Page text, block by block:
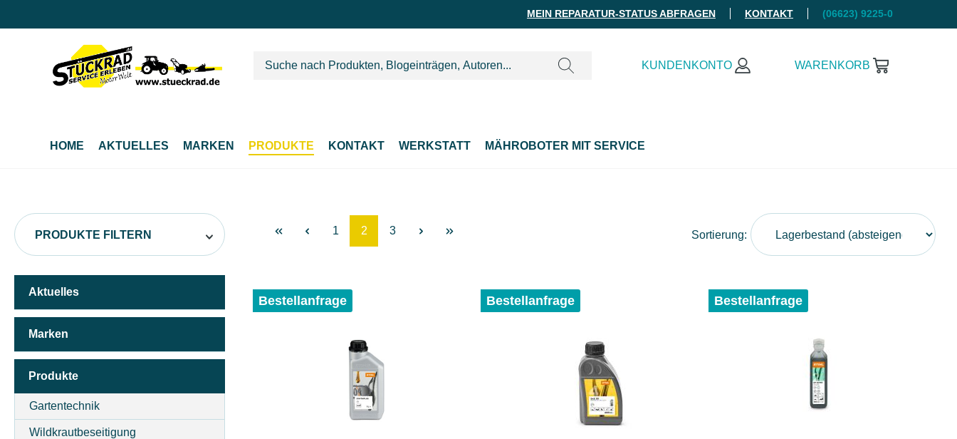
MEIN REPARATUR-STATUS ABFRAGEN KONTAKT (06623) 9225-0
KUNDENKONTO WARENKORB
HOME AKTUELLES MARKEN PRODUKTE KONTAKT WERKSTATT MÄHROBOTER MIT SERVICE
PRODUKTE FILTERN
HERSTELLER
PACKUNGSGRÖSSE (IN KG)
Aktuelles
Marken
Produkte
Gartentechnik
Wildkrautbeseitigung
Seite
1 Seite
2 Seite
3 Sortierung:
Bestellanfrage Bestellanfrage Bestellanfrage